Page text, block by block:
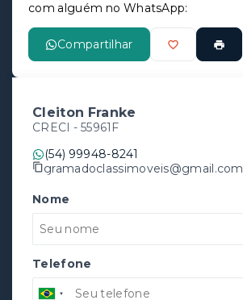
com alguém no WhatsApp:
Compartilhar
Cleiton Franke
CRECI - 55961F
(54) 99948-8241
gramadoclassimoveis@gmail.com
Nome
Telefone